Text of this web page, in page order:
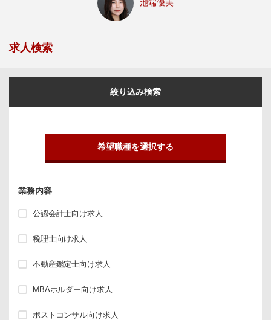
池端優美
求人検索
絞り込み検索
希望職種を選択する
業務内容
公認会計士向け求人
税理士向け求人
不動産鑑定士向け求人
MBAホルダー向け求人
ポストコンサル向け求人